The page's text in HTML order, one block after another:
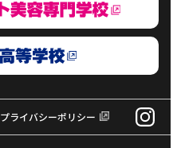
プライバシーポリシー